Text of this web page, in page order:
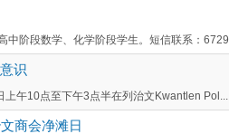
阶段数学、化学阶段学生。短信联系：
识
午10点至下午3点半在列治文Kwantlen Pol...
商会净滩日